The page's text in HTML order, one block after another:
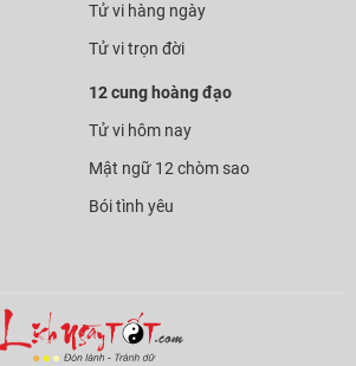
Tử vi hàng ngày
Tử vi trọn đời
12 cung hoàng đạo
Tử vi hôm nay
Mật ngữ 12 chòm sao
Bói tình yêu